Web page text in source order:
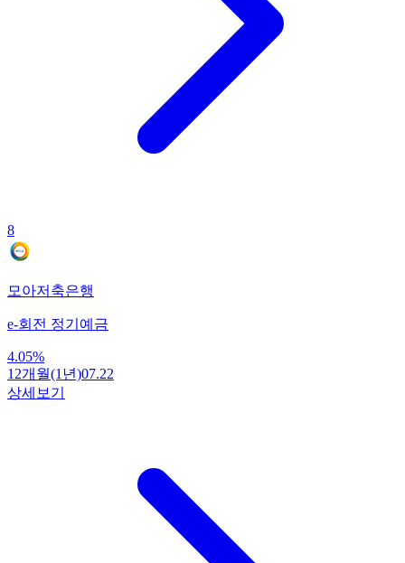
8
모아저축은행
e-회전 정기예금
4.05%
12개월(1년)07.22
상세보기